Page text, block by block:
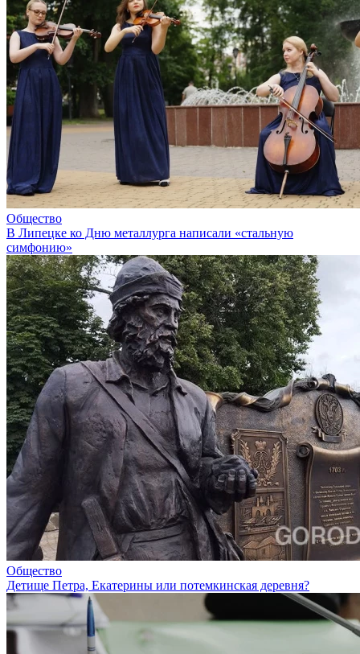
Общество
В Липецке ко Дню металлурга написали «стальную
симфонию»
Общество
Детище Петра, Екатерины или потемкинская деревня?